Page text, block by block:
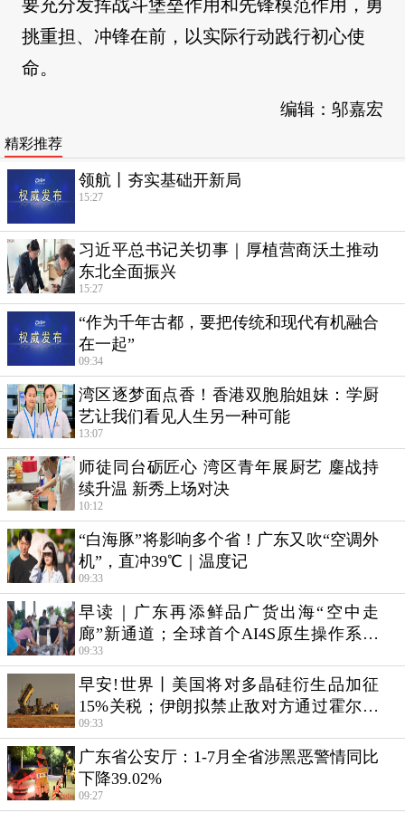
要充分发挥战斗堡垒作用和先锋模范作用，勇
挑重担、冲锋在前，以实际行动践行初心使
命。
编辑：邬嘉宏
精彩推荐